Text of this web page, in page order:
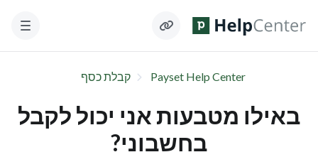
Payset Help Center קבלת כסף
באילו מטבעות אני יכול לקבל
בחשבוני?